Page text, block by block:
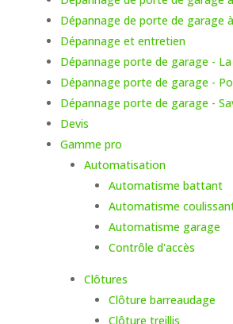
Dépannage de porte de garage
Dépannage et entretien
Dépannage porte de garage -
Dépannage porte de garage -
Dépannage porte de garage -
Devis
Gamme pro
Automatisation
Automatisme battant
Automatisme
Automatisme garage
Contrôle d'accès
Clôtures
Clôture barreaudage
Clôture treillis